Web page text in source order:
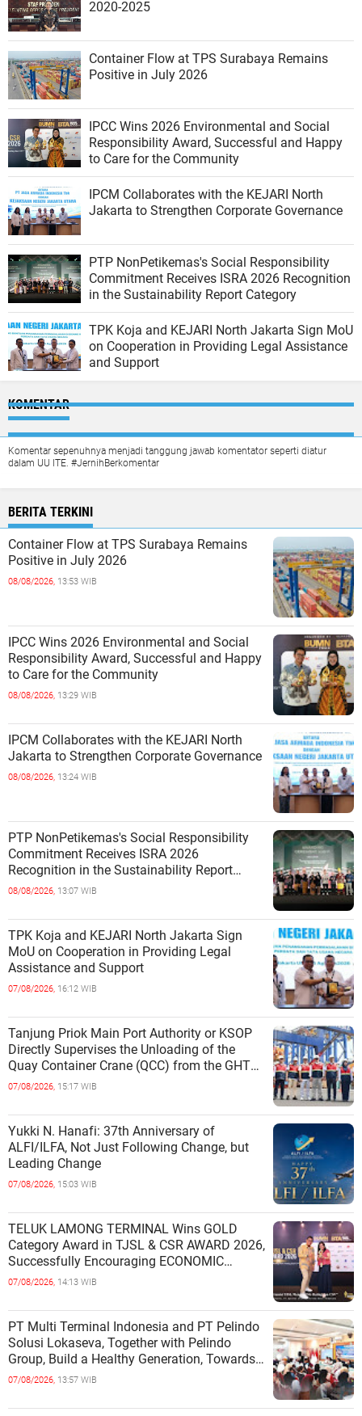
2020-2025
Container Flow at TPS Surabaya Remains
Positive in July 2026
IPCC Wins 2026 Environmental and Social
Responsibility Award, Successful and Happy
to Care for the Community
IPCM Collaborates with the KEJARI North
Jakarta to Strengthen Corporate Governance
PTP NonPetikemas's Social Responsibility
Commitment Receives ISRA 2026 Recognition
in the Sustainability Report Category
TPK Koja and KEJARI North Jakarta Sign MoU
on Cooperation in Providing Legal Assistance
and Support
KOMENTAR
Komentar sepenuhnya menjadi tanggung jawab komentator seperti diatur
dalam UU ITE. #JernihBerkomentar
BERITA TERKINI
Container Flow at TPS Surabaya Remains
Positive in July 2026
08/08/2026, 13:53 WIB
IPCC Wins 2026 Environmental and Social
Responsibility Award, Successful and Happy
to Care for the Community
08/08/2026, 13:29 WIB
IPCM Collaborates with the KEJARI North
Jakarta to Strengthen Corporate Governance
08/08/2026, 13:24 WIB
PTP NonPetikemas's Social Responsibility
Commitment Receives ISRA 2026
Recognition in the Sustainability Report
Category
08/08/2026, 13:07 WIB
TPK Koja and KEJARI North Jakarta Sign
MoU on Cooperation in Providing Legal
Assistance and Support
07/08/2026, 16:12 WIB
Tanjung Priok Main Port Authority or KSOP
Directly Supervises the Unloading of the
Quay Container Crane (QCC) from the GHT
Marimas Ship at the North J
07/08/2026, 15:17 WIB
Yukki N. Hanafi: 37th Anniversary of
ALFI/ILFA, Not Just Following Change, but
Leading Change
07/08/2026, 15:03 WIB
TELUK LAMONG TERMINAL Wins GOLD
Category Award in TJSL & CSR AWARD 2026,
Successfully Encouraging ECONOMIC
INDEPENDENCE OF COASTAL
07/08/2026, 14:13 WIB
PT Multi Terminal Indonesia and PT Pelindo
Solusi Lokaseva, Together with Pelindo
Group, Build a Healthy Generation, Towards
a Golden Indonesia
07/08/2026, 13:57 WIB